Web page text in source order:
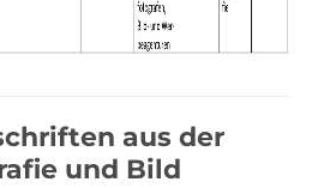
aus der
und Bild